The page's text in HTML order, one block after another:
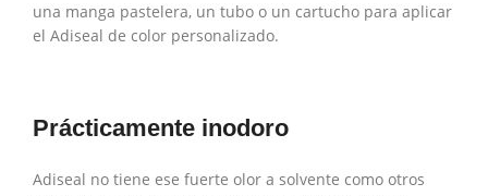
una manga pastelera, un tubo o un cartucho para aplicar
el Adiseal de color personalizado.
Prácticamente inodoro
Adiseal no tiene ese fuerte olor a solvente como otros